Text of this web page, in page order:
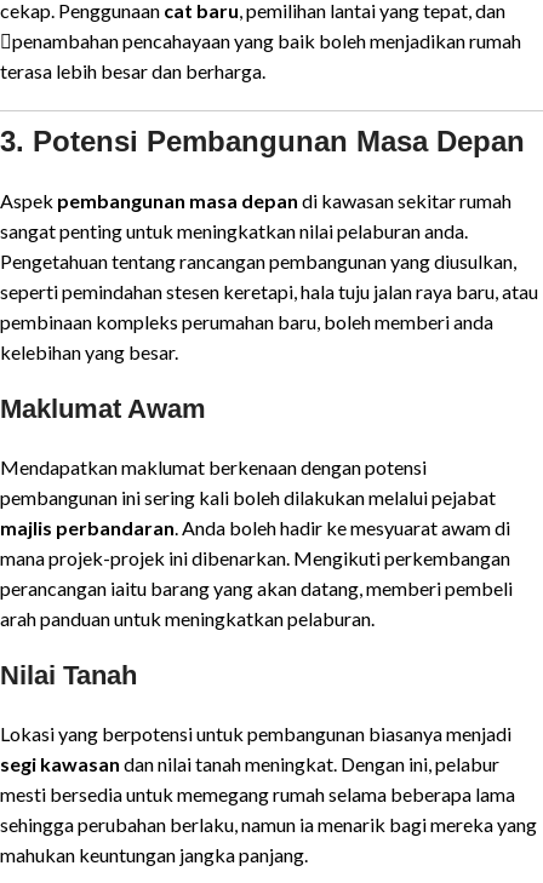
cekap. Penggunaan cat baru , pemilihan lantai yang tepat, dan
penambahan pencahayaan yang baik boleh menjadikan rumah
terasa lebih besar dan berharga.
3. Potensi Pembangunan Masa Depan
Aspek pembangunan masa depan di kawasan sekitar rumah
sangat penting untuk meningkatkan nilai pelaburan anda.
Pengetahuan tentang rancangan pembangunan yang diusulkan,
seperti pemindahan stesen keretapi, hala tuju jalan raya baru, atau
pembinaan kompleks perumahan baru, boleh memberi anda
kelebihan yang besar.
Maklumat Awam
Mendapatkan maklumat berkenaan dengan potensi
pembangunan ini sering kali boleh dilakukan melalui pejabat
majlis perbandaran . Anda boleh hadir ke mesyuarat awam di
mana projek-projek ini dibenarkan. Mengikuti perkembangan
perancangan iaitu barang yang akan datang, memberi pembeli
arah panduan untuk meningkatkan pelaburan.
Nilai Tanah
Lokasi yang berpotensi untuk pembangunan biasanya menjadi
segi kawasan dan nilai tanah meningkat. Dengan ini, pelabur
mesti bersedia untuk memegang rumah selama beberapa lama
sehingga perubahan berlaku, namun ia menarik bagi mereka yang
mahukan keuntungan jangka panjang.